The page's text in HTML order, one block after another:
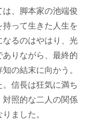
、脚本家の池端俊
って生きた人生を
るのはやはり、光
りながら、最終的
の結末に向かう。
信長は狂気に満ち
照的な二人の関係
ました。